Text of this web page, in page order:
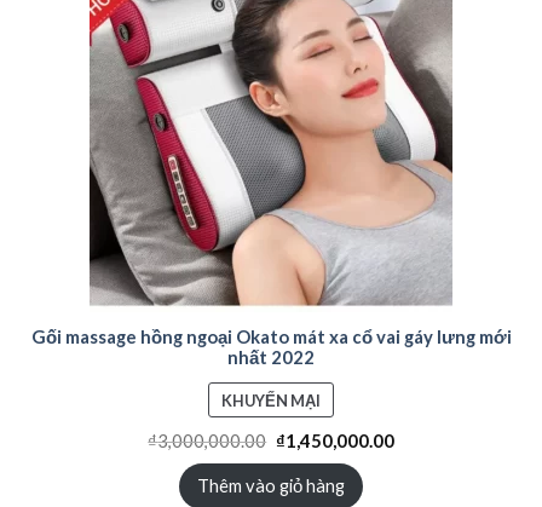
Gối massage hồng ngoại Okato mát xa cổ vai gáy lưng mới
nhất 2022
KHUYẾN MẠI
PHẨM
ĐANG
GIẢM
GIÁ
₫3,000,000.00 ₫1,450,000.00
Thêm vào giỏ hàng